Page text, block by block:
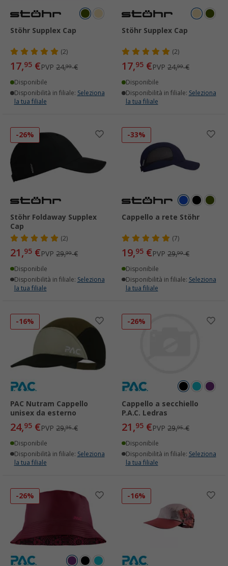
Stöhr Supplex Cap
(2)
17,95 €PVP 24,99€
Disponibile
Disponibilità in filiale: Seleziona
la tua filiale
Stöhr Supplex Cap
(2)
17,95 €PVP 24,99€
Disponibile
Disponibilità in filiale: Seleziona
la tua filiale
-26%
Stöhr Foldaway Supplex
Cap
(2)
21,95 €PVP 29,99€
Disponibile
Disponibilità in filiale: Seleziona
la tua filiale
-33%
Cappello a rete Stöhr
(7)
19,95 €PVP 29,99€
Disponibile
Disponibilità in filiale: Seleziona
la tua filiale
-16%
PAC Nutram Cappello
unisex da esterno
24,95 €PVP 29,95€
Disponibile
Disponibilità in filiale: Seleziona
la tua filiale
-26%
Cappello a secchiello
P.A.C. Ledras
21,95 €PVP 29,95€
Disponibile
Disponibilità in filiale: Seleziona
la tua filiale
-26% -16%